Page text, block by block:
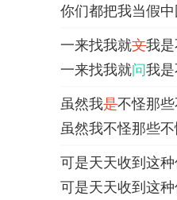
你们都把我当假
一来找我就文我
一来找我就问我
虽然我是不怪那
虽然我不怪那些不
可是天天收到这
可是天天收到这